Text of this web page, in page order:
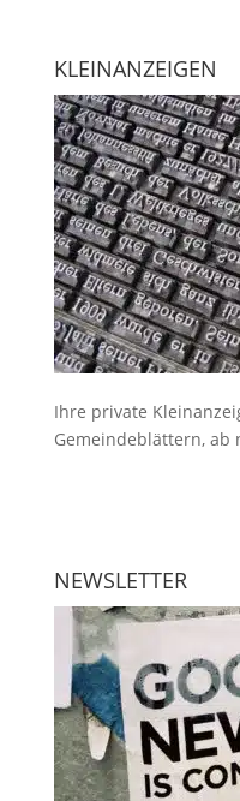
KLEINANZEIGEN
Ihre private
Gemeindeblättern, ab
NEWSLETTER